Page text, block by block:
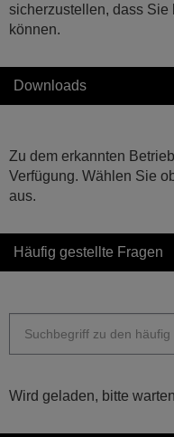
sicherzustellen, dass Sie
können.
Downloads
Zu dem erkannten
Verfügung. Wählen Sie
aus.
Häufig gestellte Fragen
Wird geladen, bitte